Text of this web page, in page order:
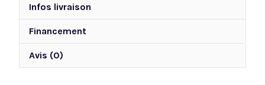
Infos livraison
Financement
Avis (0)